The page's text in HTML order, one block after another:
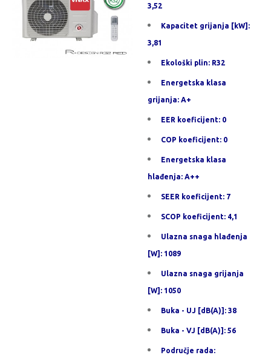
3,52
Kapacitet grijanja [kW]:
3,81
Ekološki plin: R32
Energetska klasa
grijanja: A+
EER koeficijent: 0
COP koeficijent: 0
Energetska klasa
hlađenja: A++
SEER koeficijent: 7
SCOP koeficijent: 4,1
Ulazna snaga hlađenja
[W]: 1089
Ulazna snaga grijanja
[W]: 1050
Buka - UJ [dB(A)]: 38
Buka - VJ [dB(A)]: 56
Područje rada: